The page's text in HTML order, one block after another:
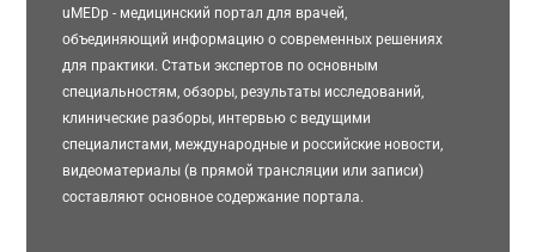
uMEDp - медицинский портал для врачей,
объединяющий информацию о современных решениях
для практики. Статьи экспертов по основным
специальностям, обзоры, результаты исследований,
клинические разборы, интервью с ведущими
специалистами, международные и российские новости,
видеоматериалы (в прямой трансляции или записи)
составляют основное содержание портала.